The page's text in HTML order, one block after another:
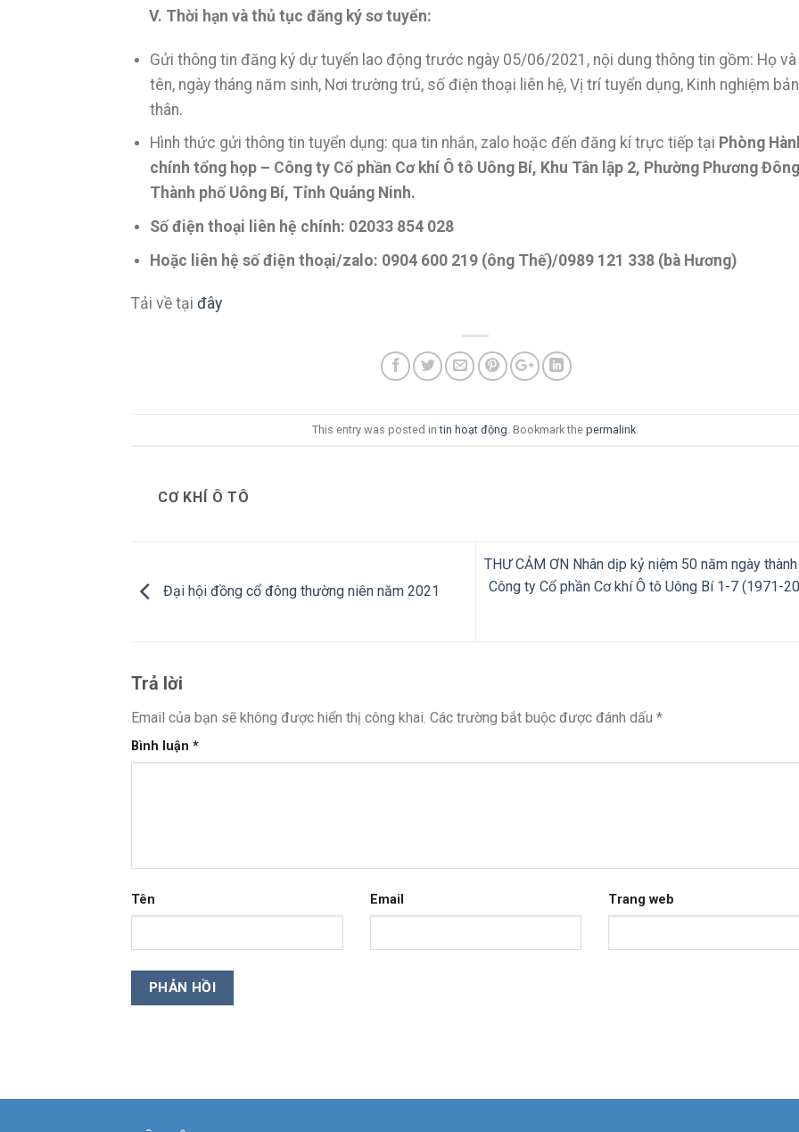
V. Thời hạn và thủ tục đăng ký sơ tuyển:
Gửi thông tin đăng ký dự tuyển lao động trước ngày 05/06/2021, nội dung thông tin gồm: Họ và
tên, ngày tháng năm sinh, Nơi trường trú, số điện thoại liên hệ, Vị trí tuyển dụng, Kinh nghiệm bản
thân.
Hình thức gửi thông tin tuyển dụng: qua tin nhắn, zalo hoặc đến đăng kí trực tiếp tại Phòng
chính tổng họp – Công ty Cổ phần Cơ khí Ô tô Uông Bí, Khu Tân lập 2, Phường Phương
Thành phố Uông Bí, Tỉnh Quảng Ninh.
Số điện thoại liên hệ chính: 02033 854 028
Hoặc liên hệ số điện thoại/zalo: 0904 600 219 (ông Thế)/0989 121 338 (bà Hương)
Tải về tại đây
This entry was posted intin hoạt động . Bookmark thepermalink
CƠ KHÍ Ô TÔ
Đại hội đồng cổ đông thường niên năm 2021
THƯ CẢM ƠN Nhân dịp kỷ niệm 50 năm ngày
Công ty Cổ phần Cơ khí Ô tô Uông Bí 1-7 (1971-
Trả lời
Email của bạn sẽ không được hiển thị công khai. Các trường bắt buộc được đánh dấu *
Bình luận *
Tên Email Trang web